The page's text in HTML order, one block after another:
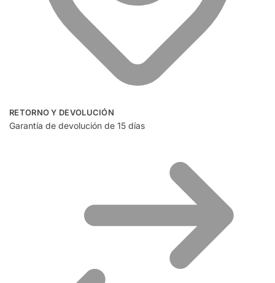
RETORNO Y DEVOLUCIÓN
Garantía de devolución de 15 días